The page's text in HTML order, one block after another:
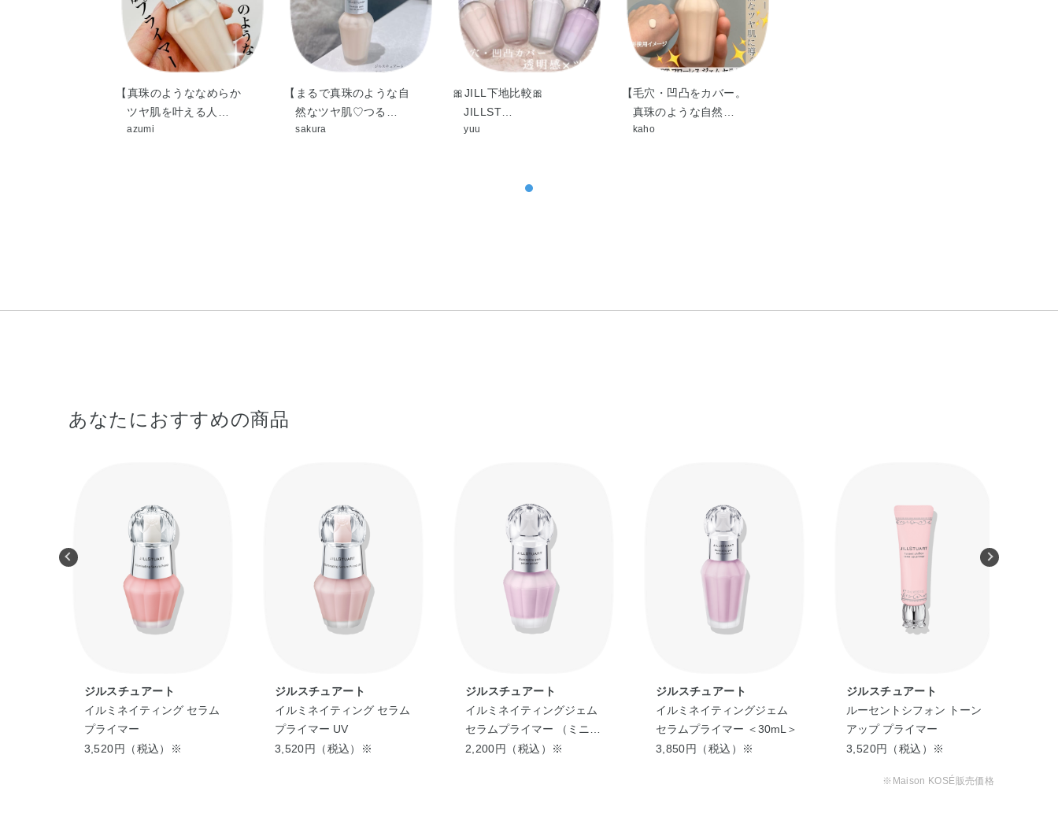
【真珠のようななめらか
ツヤ肌を叶える人…
azumi
【まるで真珠のような自
然なツヤ肌♡つる…
sakura
🎀JILL下地比較🎀
JILLST…
yuu
【毛穴・凹凸をカバー。
真珠のような自然…
kaho
あなたにおすすめの商品
ジルスチュアート
イルミネイティング セラム
プライマー
3,520円（税込）※
ジルスチュアート
イルミネイティング セラム
プライマー UV
3,520円（税込）※
ジルスチュアート
イルミネイティングジェム
セラムプライマー （ミニサ
イズ）
2,200円（税込）※
ジルスチュアート
イルミネイティングジェム
セラムプライマー ＜30mL＞
3,850円（税込）※
ジルスチュアート
ルーセントシフォン トーン
アップ プライマー
3,520円（税込）※
※Maison KOSÉ販売価格